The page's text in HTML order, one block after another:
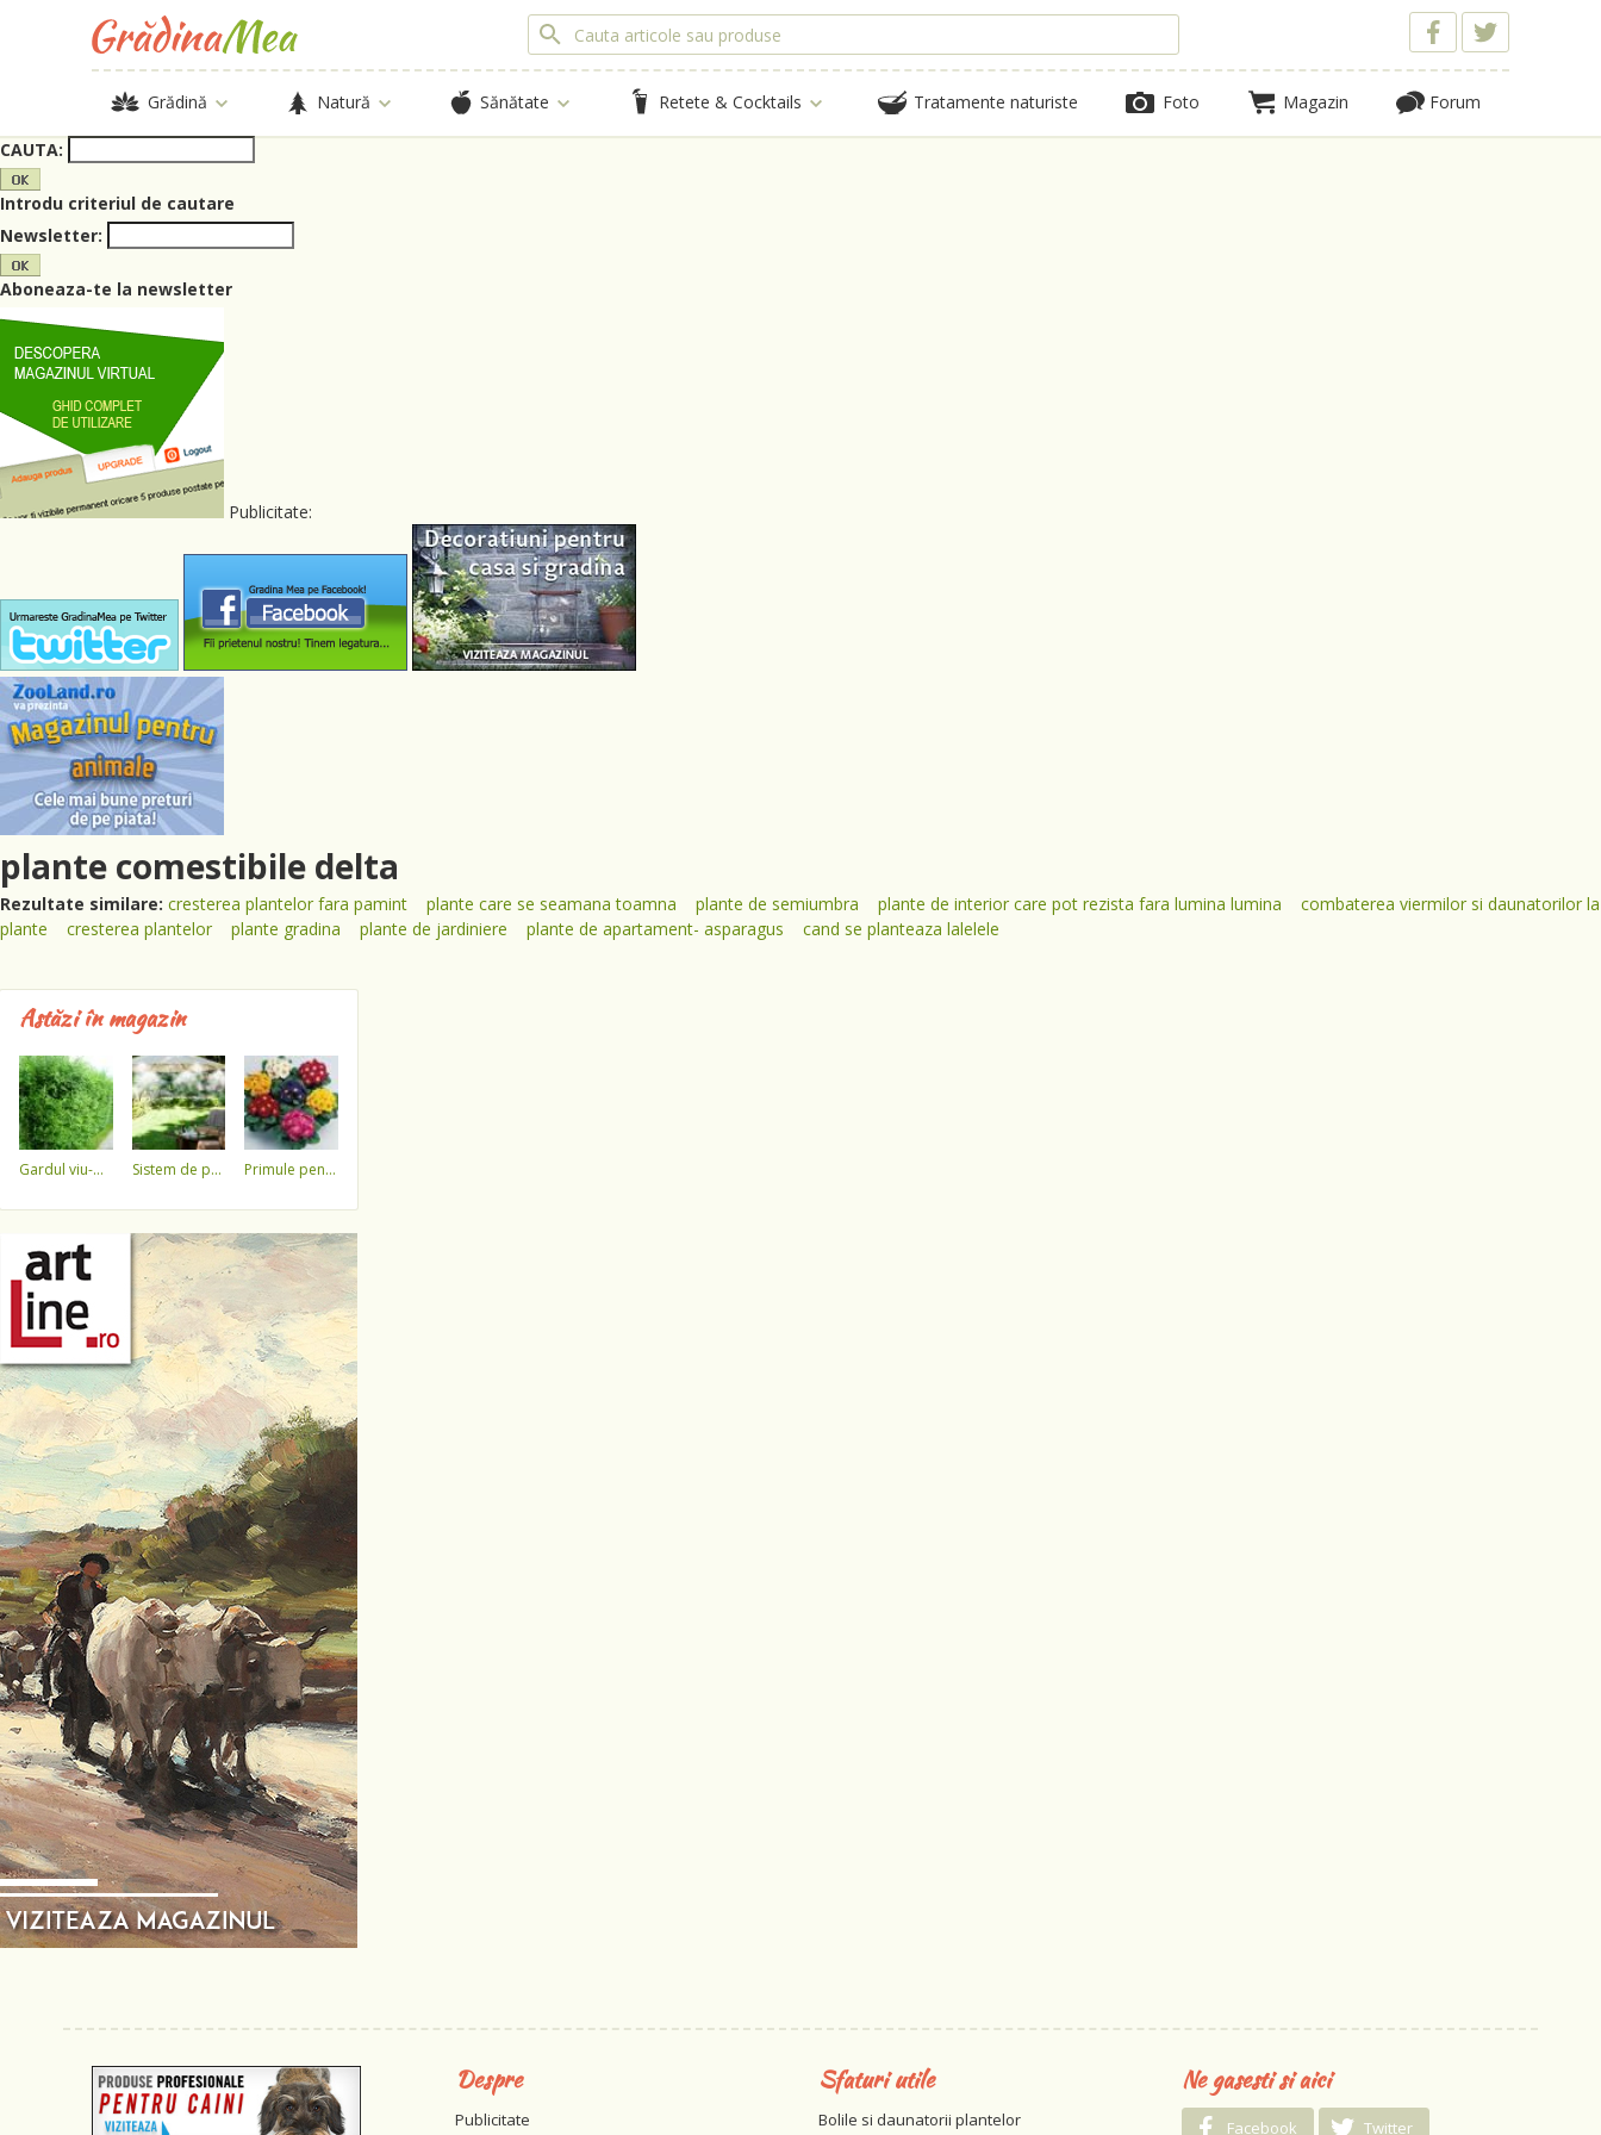
Grădină Natură Sănătate Retete & Cocktails Tratamente naturiste Foto Magazin Forum
CAUTA:
Introdu criteriul de cautare
Newsletter:
Aboneaza-te la newsletter
Publicitate:
plante comestibile delta
Rezultate similare: cresterea plantelor fara pamint plante care se seamana toamna plante de semiumbra plante de interior care pot rezista fara lumina lumina
combaterea viermilor si daunatorilor la
plante
cresterea plantelor plante gradina plante de jardiniere plante de apartament- asparagus cand se planteaza lalelele
Astăzi în magazin
gardul viu-minune! sistem de pulverizare a apei primule pentru 1 martie 3,5 lei / ghiveci !!!!
Despre
Publicitate
Sfaturi utile
Bolile si daunatorii plantelor
Ne gasesti si aici
Facebook Twitter